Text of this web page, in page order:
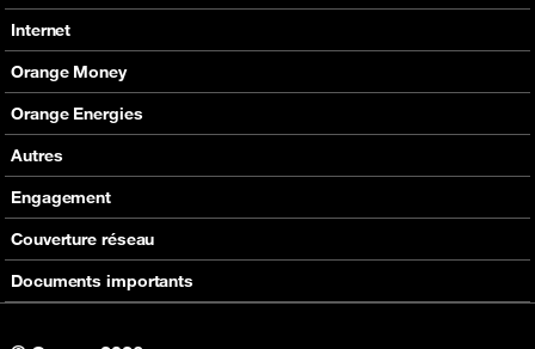
Nos produits
Assistance
Tous les contacts
En boutique
Internet
Nos offres
Nos produits
Assistance
Orange Money
Carte Visa Orange Money
Devenir partenaire Orange Money
Assistance
Orange Energies
Offres
Autres
SVA
Max it
Boutique
Engagement
RSE
Fondation Orange
Couverture réseau
Documents importants